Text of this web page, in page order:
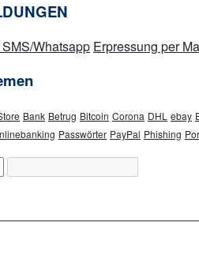
Whatsapp Erpressung per
Bank Betrug Bitcoin Corona DHL ebay
Passwörter PayPal Phishing